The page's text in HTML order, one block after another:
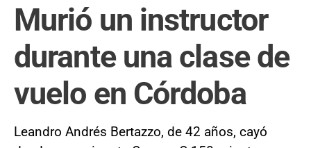
Murió un instructor
durante una clase de
vuelo en Córdoba
Leandro Andrés Bertazzo, de 42 años, cayó